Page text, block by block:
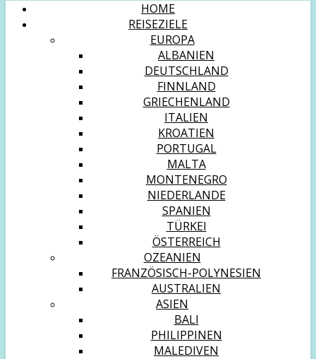
HOME
REISEZIELE
EUROPA
ALBANIEN
DEUTSCHLAND
FINNLAND
GRIECHENLAND
ITALIEN
KROATIEN
PORTUGAL
MALTA
MONTENEGRO
NIEDERLANDE
SPANIEN
TÜRKEI
ÖSTERREICH
OZEANIEN
FRANZÖSISCH-POLYNESIEN
AUSTRALIEN
ASIEN
BALI
PHILIPPINEN
MALEDIVEN